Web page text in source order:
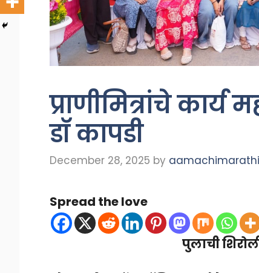
प्राणीमित्रांचे
डॉ कापडी
December 28, 2025 by aamachimarathi
Spread the love
पुलाची